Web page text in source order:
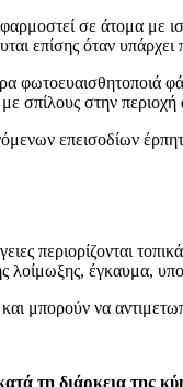
σε άτομα με
επίσης όταν
σπίλους στην
επεισοδίων
περιορίζονται
λοίμωξης, έγκαυμα,
μπορούν να
τη διάρκεια της